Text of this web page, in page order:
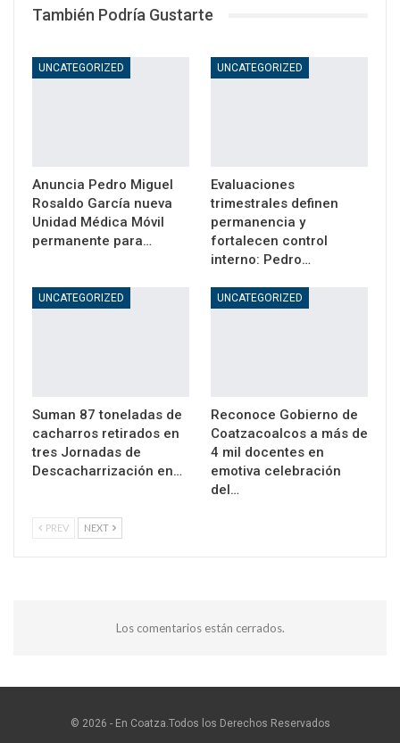
También Podría Gustarte
UNCATEGORIZED
Anuncia Pedro Miguel
Rosaldo García nueva
Unidad Médica Móvil
permanente para…
UNCATEGORIZED
Evaluaciones
trimestrales definen
permanencia y
fortalecen control
interno: Pedro…
UNCATEGORIZED
Suman 87 toneladas de
cacharros retirados en
tres Jornadas de
Descacharrización en…
UNCATEGORIZED
Reconoce Gobierno de
Coatzacoalcos a más de
4 mil docentes en
emotiva celebración
del…
PREV NEXT
Los comentarios están cerrados.
© 2026 - En Coatza.Todos los Derechos Reservados